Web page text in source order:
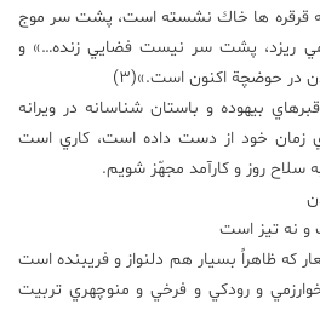
ها خاك نشسته است، پشت سر موج
پشت سر نيست فضايي زنده…» و
در حوضچة اكنون است.»(3)
بيهوده و باستان شناسانه در ويرانه
زمان خود از دست داده است، كاري است
سلاح روز و كارآمد مجهّز شويم.
و نه تيز است
كه ظاهراً بسيار هم دلنواز و فريبنده است
و رودكي و فرخي و منوچهري تربيت